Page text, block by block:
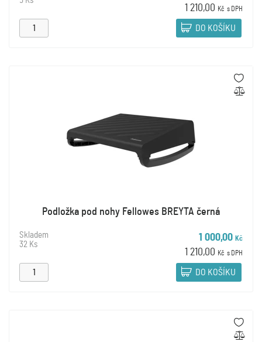
1 210,00 Kč s DPH
DO KOŠÍKU
Podložka pod nohy Fellowes BREYTA černá
Skladem
32 Ks
1 000,00 Kč
1 210,00 Kč s DPH
DO KOŠÍKU